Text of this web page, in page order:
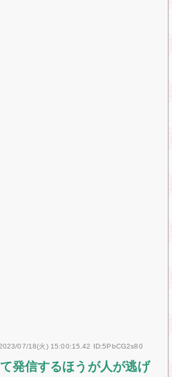
07/18(火) 15:00:15.42 ID:5PbCG2s80
発信するほうが人が逃げ